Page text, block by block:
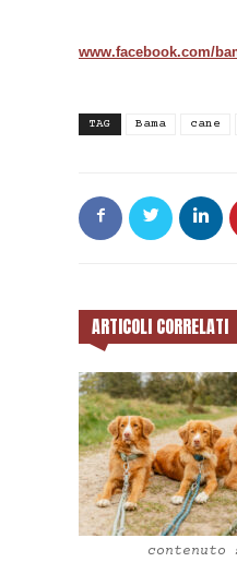
www.facebook.com/
TAG Bama cane
ARTICOLI CORRELATI
contenuto